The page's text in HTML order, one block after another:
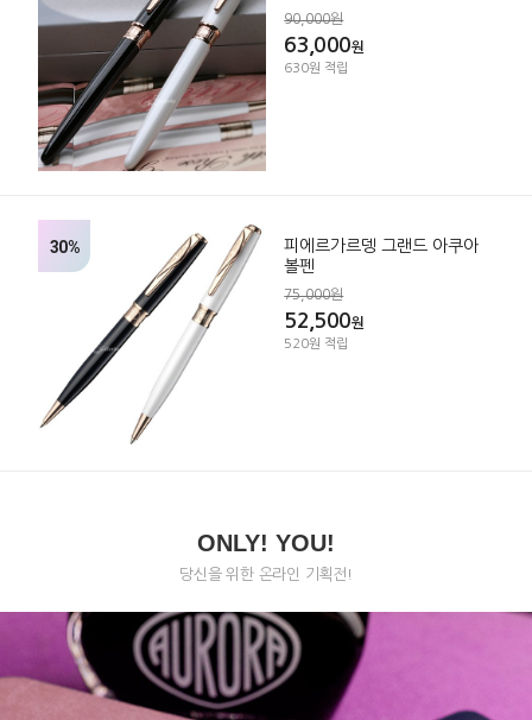
90,000원
63,000원
630원 적립
30%
피에르가르뎅 그랜드 아쿠아
볼펜
75,000원
52,500원
520원 적립
ONLY! YOU!
당신을 위한 온라인 기획전!